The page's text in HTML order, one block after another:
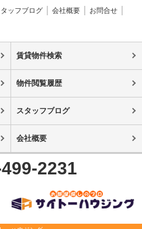
ッフブログ 会社概要
お問合せ
賃貸物件検索
物件閲覧履歴
スタッフブログ
会社概要
2231